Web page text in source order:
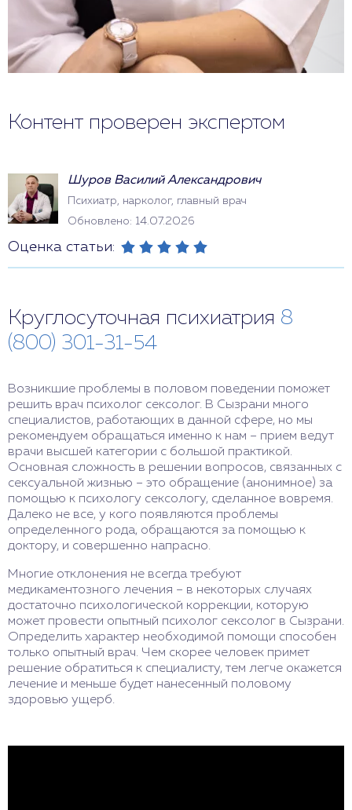
Контент проверен экспертом
Шуров Василий Александрович
Психиатр, нарколог, главный врач
Обновлено: 14.07.2026
Оценка статьи:
Круглосуточная психиатрия 8
(800) 301-31-54
Возникшие проблемы в половом поведении поможет
решить врач психолог сексолог. В Сызрани много
специалистов, работающих в данной сфере, но мы
рекомендуем обращаться именно к нам – прием ведут
врачи высшей категории с большой практикой.
Основная сложность в решении вопросов, связанных с
сексуальной жизнью – это обращение (анонимное) за
помощью к психологу сексологу, сделанное вовремя.
Далеко не все, у кого появляются проблемы
определенного рода, обращаются за помощью к
доктору, и совершенно напрасно.
Многие отклонения не всегда требуют
медикаментозного лечения – в некоторых случаях
достаточно психологической коррекции, которую
может провести опытный психолог сексолог в Сызрани.
Определить характер необходимой помощи способен
только опытный врач. Чем скорее человек примет
решение обратиться к специалисту, тем легче окажется
лечение и меньше будет нанесенный половому
здоровью ущерб.